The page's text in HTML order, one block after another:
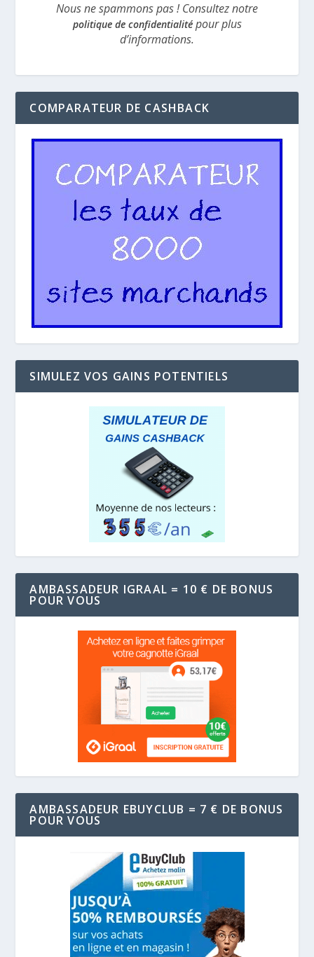
Nous ne spammons pas ! Consultez notre
politique de confidentialitépour plus
d’informations.
COMPARATEUR DE CASHBACK
SIMULEZ VOS GAINS POTENTIELS
AMBASSADEUR IGRAAL = 10 € DE BONUS
POUR VOUS
AMBASSADEUR EBUYCLUB = 7 € DE BONUS
POUR VOUS